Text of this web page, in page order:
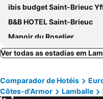
ibis budget Saint-Brieuc
B&B HOTEL Saint-Brieuc
Manoir du Roselier
Contact Hôtel du Champ de Mars de Saint-
Ver todas as estadias em
Comparador de Hotéis
Côtes-d'Armor
Lamballe